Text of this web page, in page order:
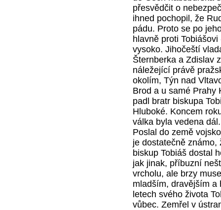
přesvědčit o
ihned pochopil, že
pádu. Proto se po
hlavně proti
vysoko. Jihočeští
Šternberka a Zdislav
náležející právě
okolím, Týn nad
Brod a u samé Prahy
padl bratr biskupa
Hluboké. Koncem
válka byla vedena
Poslal do země
je dostatečně
biskup Tobiáš dostal
jak jinak, příbuzní
vrcholu, ale brzy
mladším, dravějším a
letech svého života
vůbec. Zemřel v